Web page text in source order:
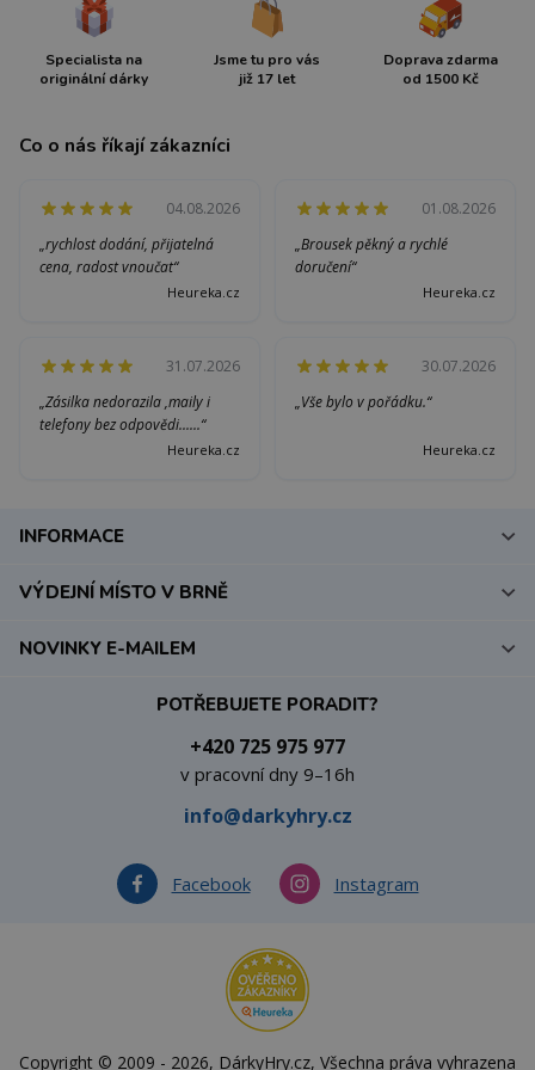
Specialista na
originální dárky
Jsme tu pro vás
již 17 let
Doprava zdarma
od 1500 Kč
Co o nás říkají zákazníci
04.08.2026
„rychlost dodání, přijatelná
cena, radost vnoučat“
Heureka.cz
01.08.2026
„Brousek pěkný a rychlé
doručení“
Heureka.cz
31.07.2026
„Zásilka nedorazila ,maily i
telefony bez odpovědi......“
Heureka.cz
30.07.2026
„Vše bylo v pořádku.“
Heureka.cz
INFORMACE
VÝDEJNÍ MÍSTO V BRNĚ
POTŘEBUJETE PORADIT?
+420 725 975 977
v pracovní dny 9–16h
info@darkyhry.cz
Facebook Instagram
NOVINKY E-MAILEM
Copyright © 2009 - 2026, DárkyHry.cz, Všechna práva vyhrazena